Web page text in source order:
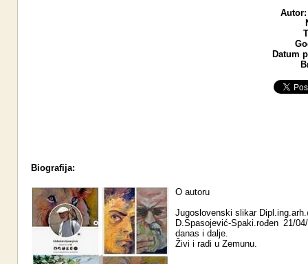
Autor:
Datum
Biografija:
O autoru
Jugoslovenski slikar
D.Spasojević-Spaki.rođen 21/
danas i dalje.
Živi i radi u Zemunu.